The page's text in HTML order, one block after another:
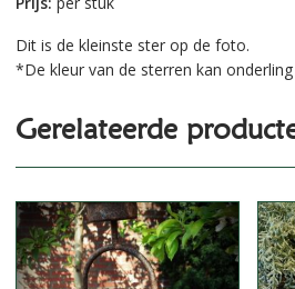
Dit is de kleinste ster op de foto.
*De kleur van de sterren kan
Gerelateerde